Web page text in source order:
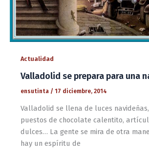
Actualidad
Valladolid se prepara para una
ensutinta / 17 diciembre, 2014
Valladolid se llena de luces
puestos de chocolate calentito,
dulces… La gente se mira de otra
hay un espíritu de